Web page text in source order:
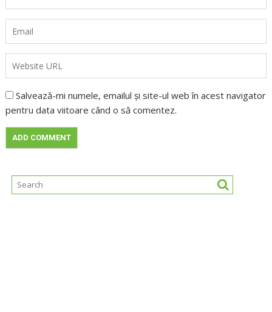
Salvează-mi numele, emailul și site-ul web în acest navigator
pentru data viitoare când o să comentez.